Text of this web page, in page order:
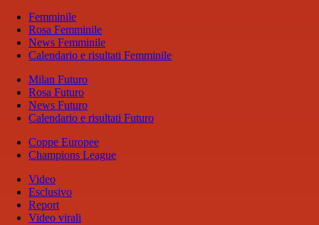
Femminile
Rosa Femminile
News Femminile
Calendario e risultati Femminile
Milan Futuro
Rosa Futuro
News Futuro
Calendario e risultati Futuro
Coppe Europee
Champions League
Video
Esclusivo
Report
Video virali